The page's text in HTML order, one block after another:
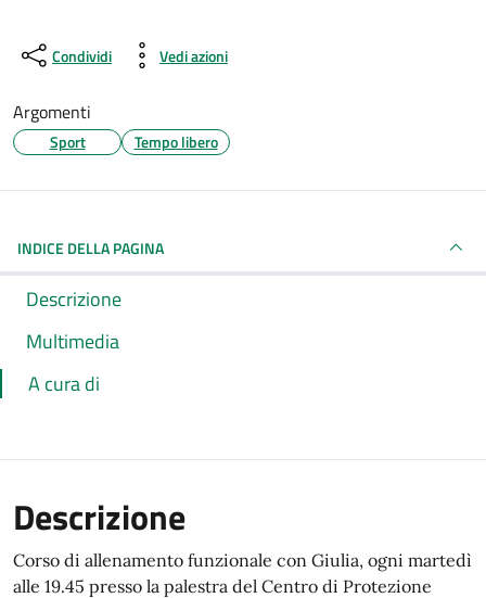
Condividi Vedi azioni
Argomenti
Sport Tempo libero
INDICE DELLA PAGINA
Descrizione
Multimedia
A cura di
Descrizione
Corso di allenamento funzionale con Giulia, ogni martedì
alle 19.45 presso la palestra del Centro di Protezione